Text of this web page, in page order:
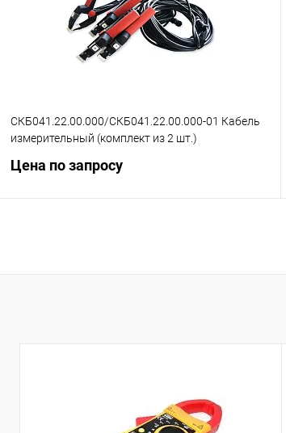
В избранное Под заказ
СКБ041.22.00.000/СКБ041.22.00.000-01 Кабель
измерительный (комплект из 2 шт.)
Цена по запросу
Купить в 1 клик Сравнение